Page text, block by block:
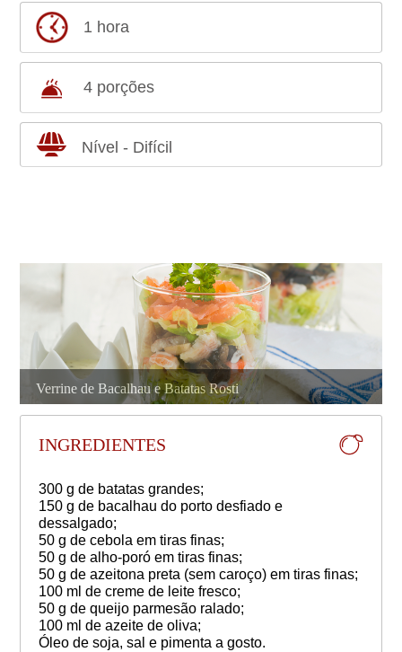
1 hora
4 porções
Nível - Difícil
Verrine de Bacalhau e Batatas Rosti
INGREDIENTES
300 g de batatas grandes;
150 g de bacalhau do porto desfiado e
dessalgado;
50 g de cebola em tiras finas;
50 g de alho-poró em tiras finas;
50 g de azeitona preta (sem caroço) em tiras finas;
100 ml de creme de leite fresco;
50 g de queijo parmesão ralado;
100 ml de azeite de oliva;
Óleo de soja, sal e pimenta a gosto.